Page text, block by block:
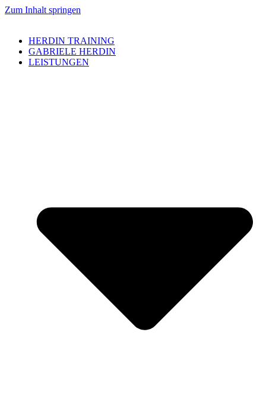
Zum Inhalt springen
HERDIN TRAINING
GABRIELE HERDIN
LEISTUNGEN